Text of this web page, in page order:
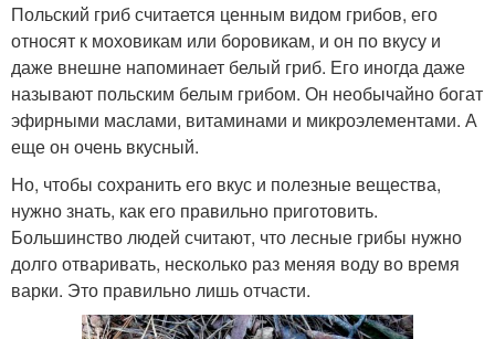
Польский гриб считается ценным видом грибов, его
относят к моховикам или боровикам, и он по вкусу и
даже внешне напоминает белый гриб. Его иногда даже
называют польским белым грибом. Он необычайно богат
эфирными маслами, витаминами и микроэлементами. А
еще он очень вкусный.
Но, чтобы сохранить его вкус и полезные вещества,
нужно знать, как его правильно приготовить.
Большинство людей считают, что лесные грибы нужно
долго отваривать, несколько раз меняя воду во время
варки. Это правильно лишь отчасти.